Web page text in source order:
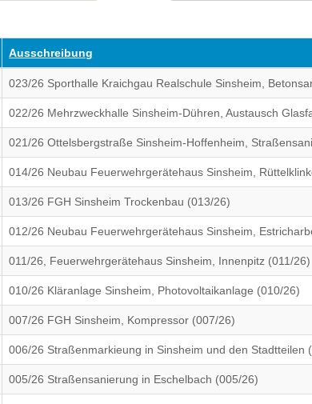
Ausschreibung
023/26 Sporthalle Kraichgau Realschule Sinsheim,
022/26 Mehrzweckhalle Sinsheim-Dühren, Austausch
021/26 Ottelsbergstraße Sinsheim-Hoffenheim,
014/26 Neubau Feuerwehrgerätehaus Sinsheim,
013/26 FGH Sinsheim Trockenbau (013/26)
012/26 Neubau Feuerwehrgerätehaus Sinsheim,
011/26, Feuerwehrgerätehaus Sinsheim, Innenpitz (011/26)
010/26 Kläranlage Sinsheim, Photovoltaikanlage (010/26)
007/26 FGH Sinsheim, Kompressor (007/26)
006/26 Straßenmarkieung in Sinsheim und den Stadtteilen
005/26 Straßensanierung in Eschelbach (005/26)